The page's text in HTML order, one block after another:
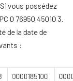
vous possédez
0 76950 45010 3.
de la date de
:
0000185100